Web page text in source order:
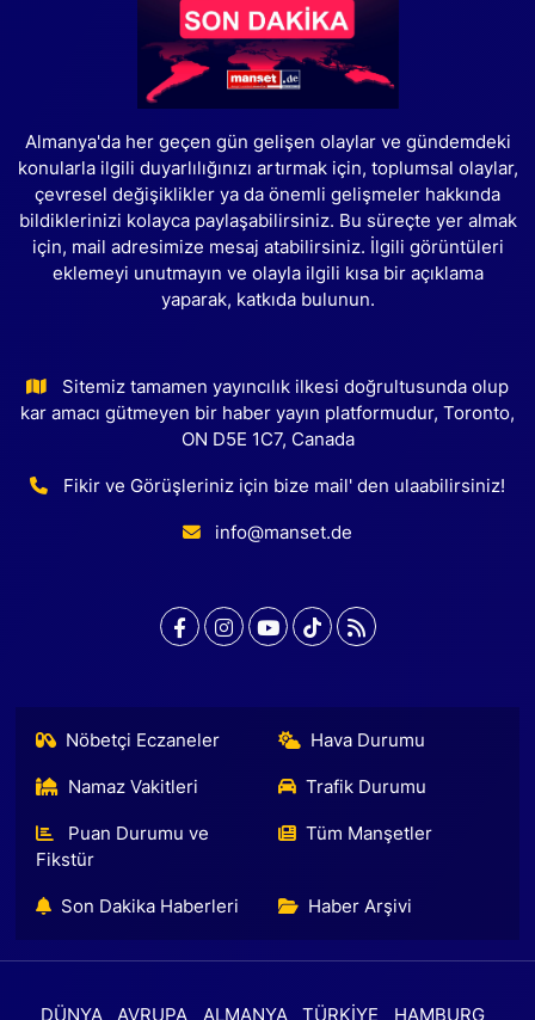
Almanya'da her geçen gün gelişen olaylar ve gündemdeki
konularla ilgili duyarlılığınızı artırmak için, toplumsal olaylar,
çevresel değişiklikler ya da önemli gelişmeler hakkında
bildiklerinizi kolayca paylaşabilirsiniz. Bu süreçte yer almak
için, mail adresimize mesaj atabilirsiniz. İlgili görüntüleri
eklemeyi unutmayın ve olayla ilgili kısa bir açıklama
yaparak, katkıda bulunun.
Sitemiz tamamen yayıncılık ilkesi doğrultusunda olup
kar amacı gütmeyen bir haber yayın platformudur, Toronto,
ON D5E 1C7, Canada
Fikir ve Görüşleriniz için bize mail' den ulaabilirsiniz!
info@manset.de
Nöbetçi Eczaneler Hava Durumu
Namaz Vakitleri Trafik Durumu
Puan Durumu ve
Fikstür
Tüm Manşetler
Son Dakika Haberleri Haber Arşivi